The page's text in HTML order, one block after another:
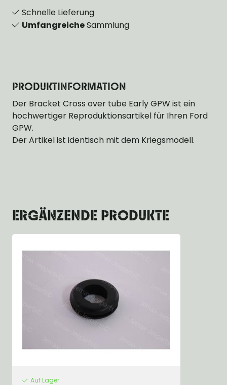
Schnelle Lieferung
UmfangreicheSammlung
PRODUKTINFORMATION
Der Bracket Cross over tube Early GPW ist ein
hochwertiger Reproduktionsartikel für Ihren Ford
GPW.
Der Artikel ist identisch mit dem Kriegsmodell.
ERGÄNZENDE PRODUKTE
Auf Lager